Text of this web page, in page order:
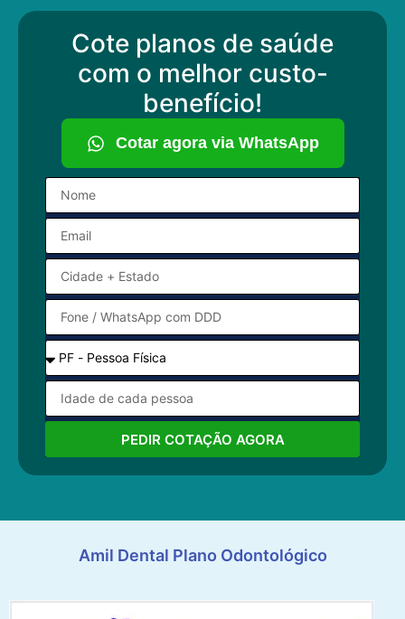
Cote planos de saúde
com o melhor custo-
benefício!
Cotar agora via WhatsApp
PEDIR COTAÇÃO AGORA
Amil Dental Plano Odontológico